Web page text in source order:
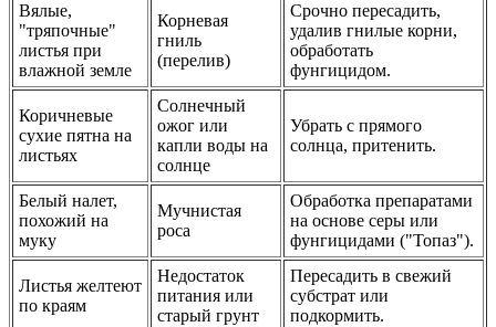
Вялые,
"тряпочные"
листья при
влажной земле
Корневая
гниль
(перелив)
Срочно пересадить,
удалив гнилые корни,
обработать
фунгицидом.
Коричневые
сухие пятна на
листьях
Солнечный
ожог или
капли воды на
солнце
Убрать с прямого
солнца, притенить.
Белый налет,
похожий на
муку
Мучнистая
роса
Обработка препаратами
на основе серы или
фунгицидами ("Топаз").
Листья желтеют
по краям
Недостаток
питания или
старый грунт
Пересадить в свежий
субстрат или
подкормить.